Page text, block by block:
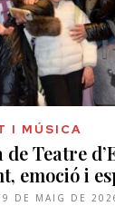
I MÚSICA
Teatre
emoció i
DE MAIG DE